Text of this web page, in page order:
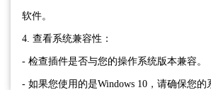
软件。
4. 查看系统兼容性：
- 检查插件是否与您的操作系统版本兼容。
- 如果您使用的是Windows 10，请确保您的